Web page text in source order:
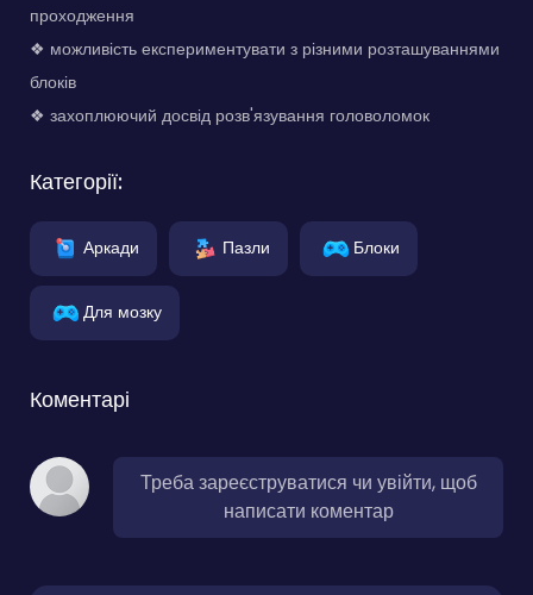
проходження
❖ можливість експериментувати з різними розташуваннями
блоків
❖ захоплюючий досвід розв'язування головоломок
Категорії:
Аркади Пазли Блоки
Для мозку
Коментарі
Треба зареєструватися чи увійти, щоб
написати коментар